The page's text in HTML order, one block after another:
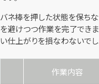
バネ棒を押した状態を保ち
を避けつつ作業を完了でき
い仕上がりを損なわないでし
作業内容